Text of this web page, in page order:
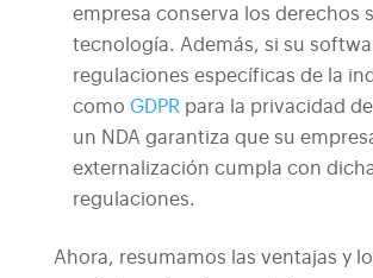
empresa conserva los derechos
tecnología. Además, si su
regulaciones específicas de la
como GDPR para la privacidad
un NDA garantiza que su
externalización cumpla con
regulaciones.
Ahora, resumamos las ventajas y